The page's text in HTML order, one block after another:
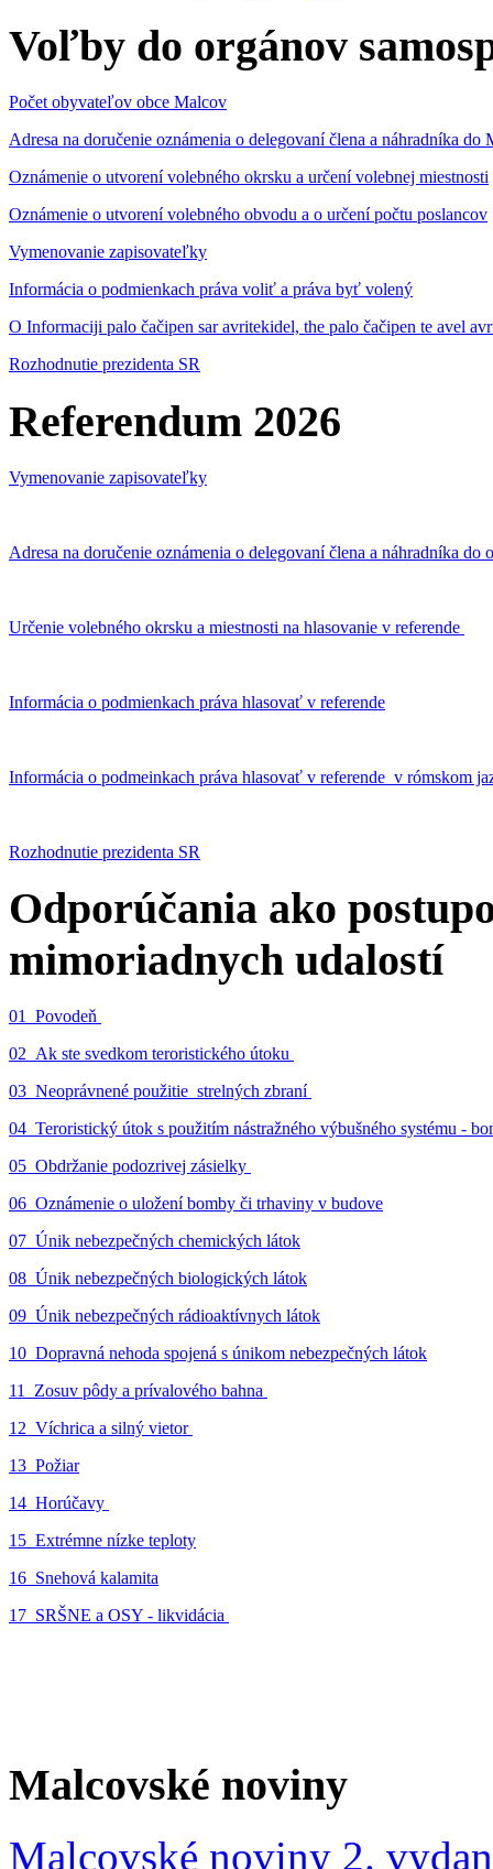
Voľby do orgánov
Počet obyvateľov obce Malcov
Adresa na doručenie oznámenia o delegovaní člena a náhradníka
Oznámenie o utvorení volebného okrsku a určení volebnej miestnosti
Oznámenie o utvorení volebného obvodu a o určení počtu poslancov
Vymenovanie zapisovateľky
Informácia o podmienkach práva voliť a práva byť volený
O Informaciji palo čačipen sar avritekidel, the palo čačipen te avel
Rozhodnutie prezidenta SR
Referendum 2026
Vymenovanie zapisovateľky
Adresa na doručenie oznámenia o delegovaní člena a náhradníka
Určenie volebného okrsku a miestnosti na hlasovanie v referende
Informácia o podmienkach práva hlasovať v referende
Informácia o podmeinkach práva hlasovať v referende v rómskom
Rozhodnutie prezidenta SR
Odporúčania ako
mimoriadnych udalostí
01_Povodeň
02_Ak ste svedkom teroristického útoku
03_Neoprávnené použitie strelných zbraní
04_Teroristický útok s použitím nástražného výbušného systému -
05_Obdržanie podozrivej zásielky
06_Oznámenie o uložení bomby či trhaviny v budove
07_Únik nebezpečných chemických látok
08_Únik nebezpečných biologických látok
09_Únik nebezpečných rádioaktívnych látok
10_Dopravná nehoda spojená s únikom nebezpečných látok
11_Zosuv pôdy a prívalového bahna
12_Víchrica a silný vietor
13_Požiar
14_Horúčavy
15_Extrémne nízke teploty
16_Snehová kalamita
17_SRŠNE a OSY - likvidácia
Malcovské noviny
Malcovské noviny 2.